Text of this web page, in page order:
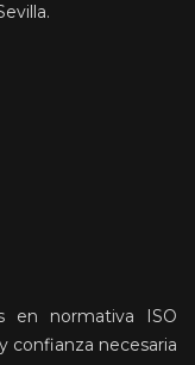
en normativa ISO
confianza necesaria